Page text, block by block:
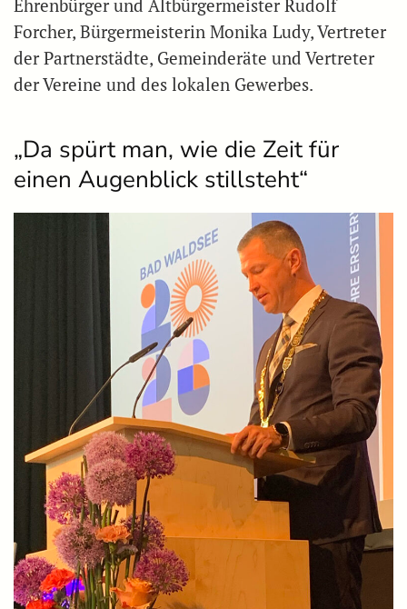
Ehrenbürger und Altbürgermeister Rudolf
Forcher, Bürgermeisterin Monika Ludy, Vertreter
der Partnerstädte, Gemeinderäte und Vertreter
der Vereine und des lokalen Gewerbes.
„Da spürt man, wie die Zeit für
einen Augenblick stillsteht“